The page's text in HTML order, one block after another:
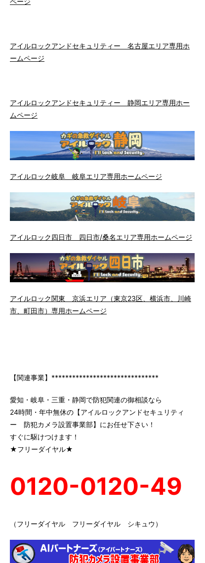
アイルロックアンドセキュリティー 名古屋エリア専用ホ
ームページ
アイルロックアンドセキュリティー 静岡エリア専用ホー
ムページ
アイルロック岐阜 岐阜エリア専用ホームページ
アイルロック四日市 四日市/桑名エリア専用ホームページ
アイルロック関東 京浜エリア（東京23区、横浜市、川崎
市、町田市）専用ホームページ
【関連事業】*******************************
愛知・岐阜・三重・静岡で防犯関連の御相談なら
24時間・年中無休の【アイルロックアンドセキュリティ
ー 防犯カメラ設置事業部】にお任せ下さい！
すぐに駆けつけます！
★フリーダイヤル★
0120-0120-49
（フリーダイヤル フリーダイヤル シキュウ）